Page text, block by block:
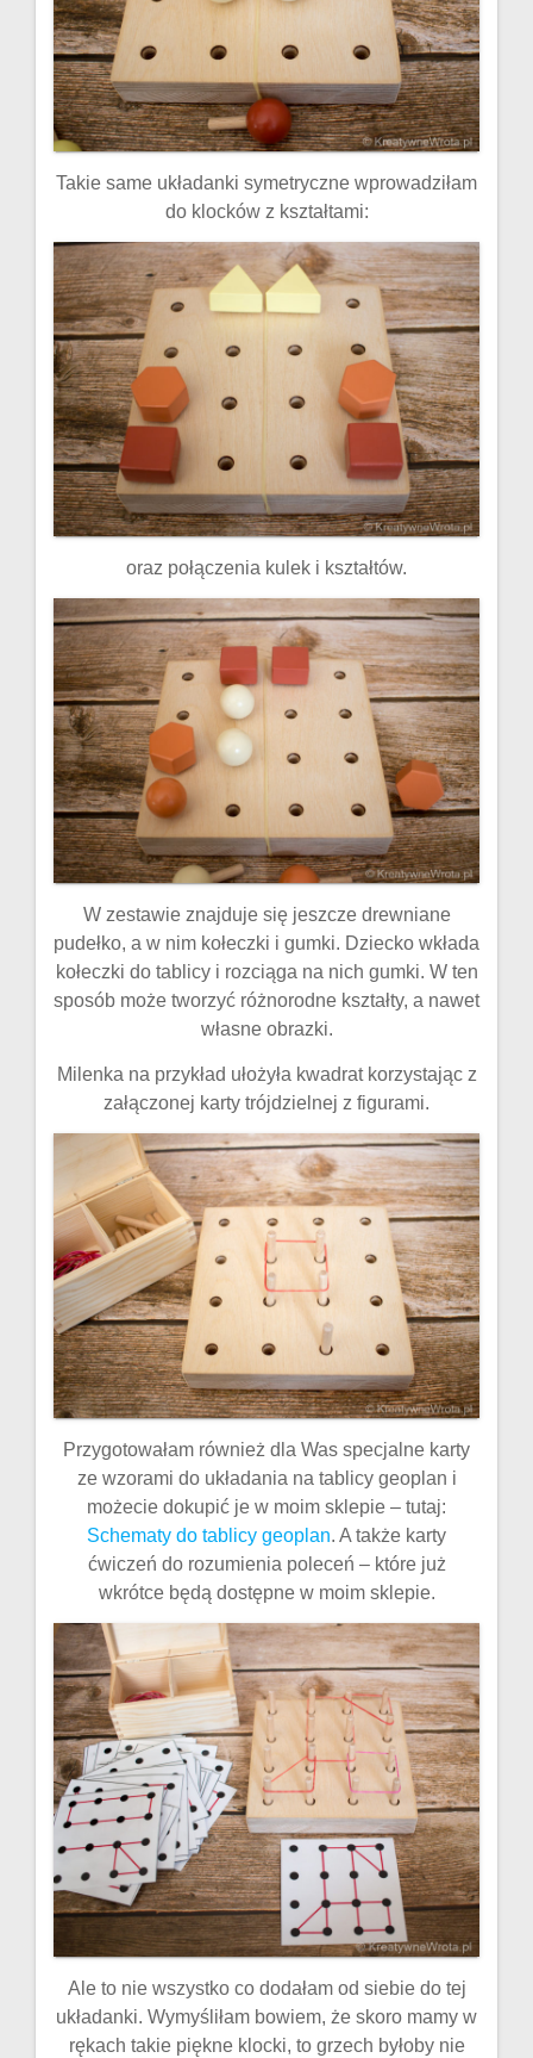
Takie same układanki symetryczne wprowadziłam
do klocków z kształtami:
oraz połączenia kulek i kształtów.
W zestawie znajduje się jeszcze drewniane
pudełko, a w nim kołeczki i gumki. Dziecko wkłada
kołeczki do tablicy i rozciąga na nich gumki. W ten
sposób może tworzyć różnorodne kształty, a nawet
własne obrazki.
Milenka na przykład ułożyła kwadrat korzystając z
załączonej karty trójdzielnej z figurami.
Przygotowałam również dla Was specjalne karty
ze wzorami do układania na tablicy geoplan i
możecie dokupić je w moim sklepie – tutaj:
Schematy do tablicy geoplan. A także karty
ćwiczeń do rozumienia poleceń – które już
wkrótce będą dostępne w moim sklepie.
Ale to nie wszystko co dodałam od siebie do tej
układanki. Wymyśliłam bowiem, że skoro mamy w
rękach takie piękne klocki, to grzech byłoby nie